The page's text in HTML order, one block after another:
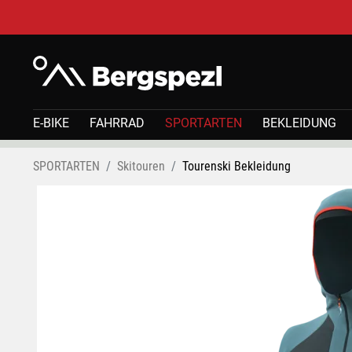
E-BIKE FAHRRAD SPORTARTEN BEKLEIDUNG
SPORTARTEN Skitouren Tourenski Bekleidung